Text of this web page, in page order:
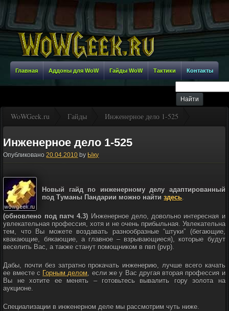
Главная Аддоны для WoW Гайды WoW Тактики Контакты
WoWGeek.ru Гайды Инженерное дело 1-525
Инженерное дело 1-525
Опубликовано 20.04.2010 by Ыку
Новый гайд по инженерному делу адаптированный
под Туманы Пандарии можно найти здесь.
(обновлено под патч 4.3) Инженерное дело, довольно интересная и
увлекательная профессия, хотя и не очень прибыльная. Увлекательна
тем, что Вы можете воздавать разнообразные “штуки” (бегающие,
квакающие, бякающие, а главное – взрывающиеся), которые будут
веселить Вас, а также станут помощником в пвп (pvp).
Дабы, почти без затратно прокачать инженерию, лучше всего качать
ее вместе с Горным делом , если же у Вас другая вторая профессия и
Вы не хотите ее менять – готовьтесь вывалить гору золота на
аукционе.
Специализации в инженерном деле мы рассмотрим чуть ниже.